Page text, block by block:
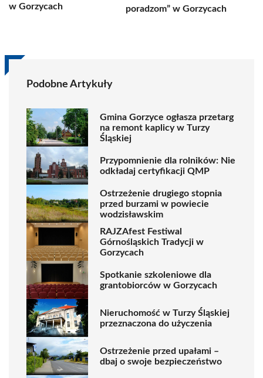
w Gorzycach
poradzom” w Gorzycach
Podobne Artykuły
Gmina Gorzyce ogłasza przetarg
na remont kaplicy w Turzy
Śląskiej
Przypomnienie dla rolników: Nie
odkładaj certyfikacji QMP
Ostrzeżenie drugiego stopnia
przed burzami w powiecie
wodzisławskim
RAJZAfest Festiwal
Górnośląskich Tradycji w
Gorzycach
Spotkanie szkoleniowe dla
grantobiorców w Gorzycach
Nieruchomość w Turzy Śląskiej
przeznaczona do użyczenia
Ostrzeżenie przed upałami –
dbaj o swoje bezpieczeństwo